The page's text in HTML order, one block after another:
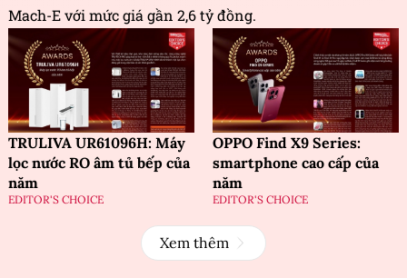
Mach-E với mức giá gần 2,6 tỷ đồng.
TRULIVA UR61096H: Máy
lọc nước RO âm tủ bếp của
năm
EDITOR'S CHOICE
OPPO Find X9 Series:
smartphone cao cấp của
năm
EDITOR'S CHOICE
Xem thêm